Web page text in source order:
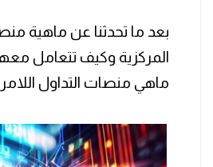
بعد ما تحدثنا عن ماهية
المركزية وكيف تتعامل
ماهي منصات التداول